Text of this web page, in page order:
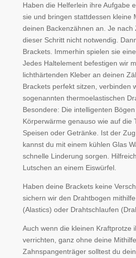
Haben die Helferlein ihre Aufgabe
sie und bringen stattdessen kleine
deinen Backenzähnen an. Je nach
dieser Schritt nicht notwendig.
Brackets. Immerhin spielen sie
Jedes Haltelement befestigen wir
lichthärtenden Kleber an deinen
Brackets perfekt sitzen, verbinden
sogenannten thermoelastischen
Besondere: Die intelligenten
Körperwärme genauso wie auf die
Speisen oder Getränke. Ist der
kannst du mit einem kühlen Glas
schnelle Linderung sorgen.
Lutschen an einem Eiswürfel.
Haben deine Brackets keine
sichern wir den Drahtbogen
(Alastics) oder Drahtschlaufen
Auch wenn die kleinen Kraftprotze
verrichten, ganz ohne deine
Zahnspangenträger solltest du